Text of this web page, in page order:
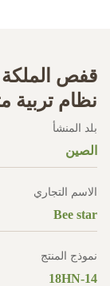
قفص الملكة
نظام تربية
بلد المنشأ
الصين
الاسم التجاري
Bee star
نموذج المنتج
18HN-14